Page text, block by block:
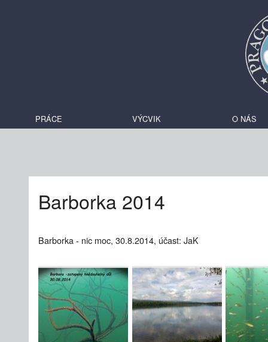
PRÁCE VÝCVIK O NÁS
Barborka 2014
Barborka - nic moc, 30.8.2014, účast: JaK